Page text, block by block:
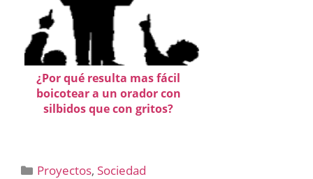
¿Por qué resulta mas fácil
boicotear a un orador con
silbidos que con gritos?
Categorías
Proyectos, Sociedad